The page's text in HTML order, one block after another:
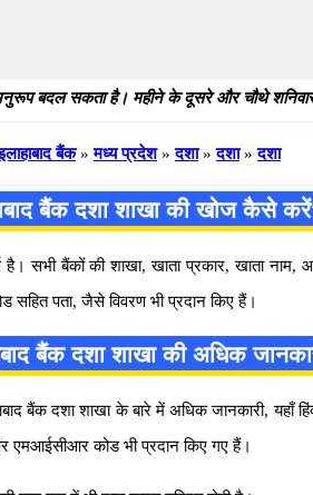
बदल सकता है। महीने के दूसरे और चौथे शनिवार
बैंक » मध्य प्रदेश » दशा » दशा » दशा
बैंक दशा शाखा की खोज कैसे
सभी बैंकों की शाखा, खाता प्रकार, खाता
सहित पता, जैसे विवरण भी प्रदान किए हैं।
बैंक दशा शाखा की अधिक
बैंक दशा शाखा के बारे में अधिक जानकारी, यहाँ
एमआईसीआर कोड भी प्रदान किए गए हैं।